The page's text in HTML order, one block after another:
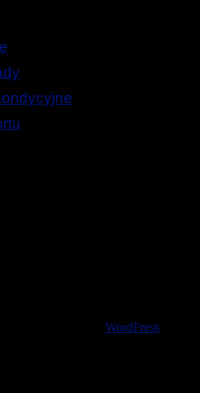
WordPress